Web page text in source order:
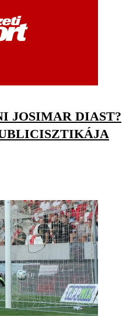
JOSIMAR DIAST?